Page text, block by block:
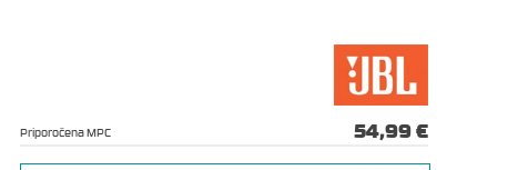
Priporočena MPC 54,99 €